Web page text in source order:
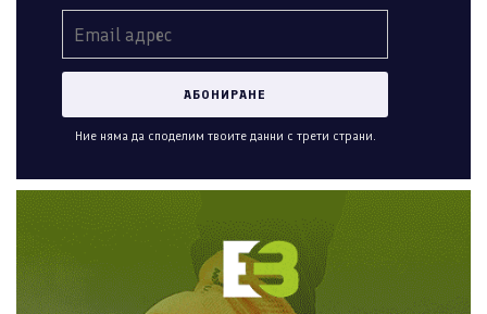
Ние няма да споделим твоите данни с трети страни.